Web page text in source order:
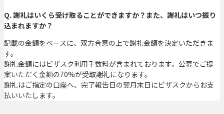
Q. 謝礼はいくら受け取ることができますか？また、謝礼はいつ振り
込まれますか？
記載の金額をベースに、双方合意の上で謝礼金額を決定いただきま
す。
謝礼金額にはビザスク利用手数料が含まれております。公募でご提
案いただく金額の70%が受取謝礼になります。
謝礼はご指定の口座へ、完了報告日の翌月末日にビザスクからお支
払いいたします。